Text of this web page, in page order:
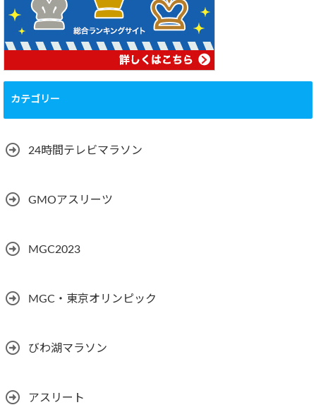
カテゴリー
24時間テレビマラソン
GMOアスリーツ
MGC2023
MGC・東京オリンピック
びわ湖マラソン
アスリート